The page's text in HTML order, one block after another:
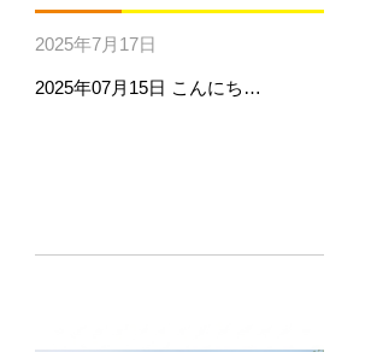
2025年7月17日
2025年07月15日 こんにち…